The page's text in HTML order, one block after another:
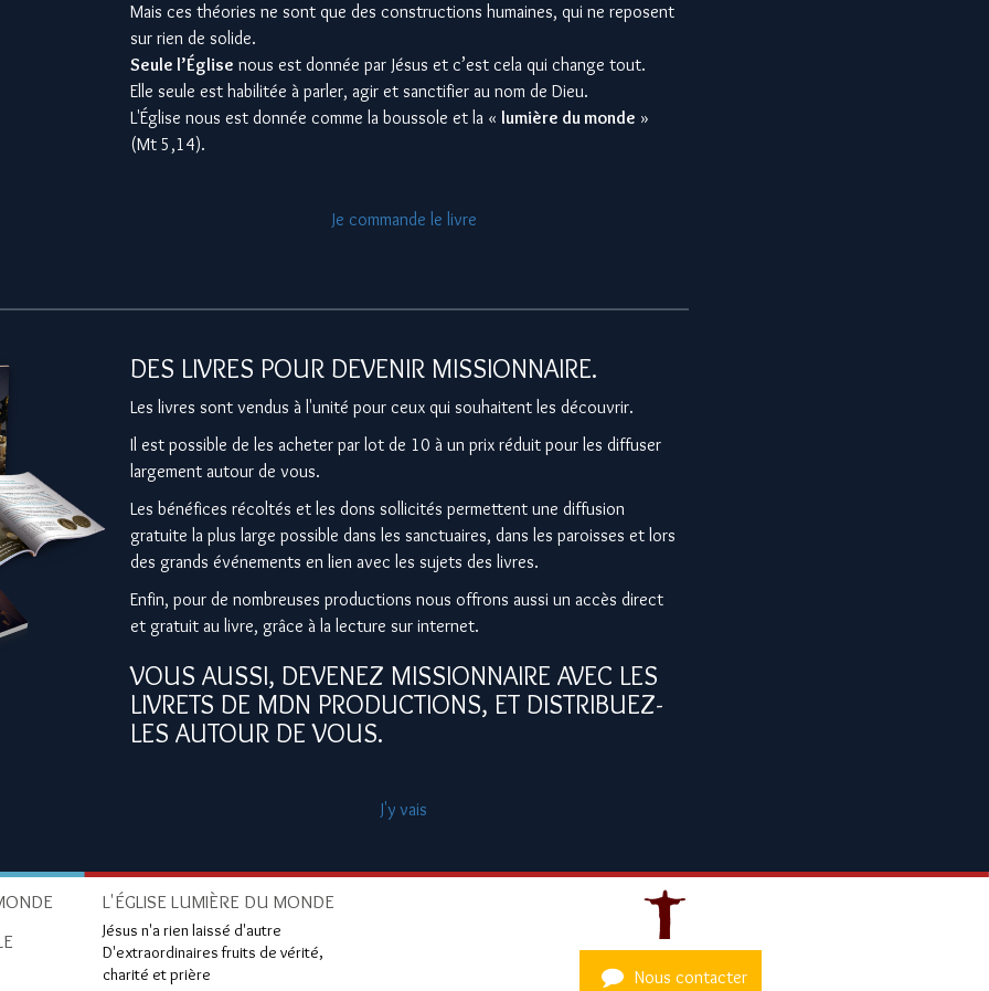
Mais ces théories ne sont que des constructions humaines, qui ne reposent
sur rien de solide.
Seule l’Église nous est donnée par Jésus et c’est cela qui change tout.
Elle seule est habilitée à parler, agir et sanctifier au nom de Dieu.
L'Église nous est donnée comme la boussole et la « lumière du monde »
(Mt 5,14).
Je commande le livre
DES LIVRES POUR DEVENIR MISSIONNAIRE.
Les livres sont vendus à l'unité pour ceux qui souhaitent les découvrir.
Il est possible de les acheter par lot de 10 à un prix réduit pour les diffuser
largement autour de vous.
Les bénéfices récoltés et les dons sollicités permettent une diffusion
gratuite la plus large possible dans les sanctuaires, dans les paroisses et lors
des grands événements en lien avec les sujets des livres.
Enfin, pour de nombreuses productions nous offrons aussi un accès direct
et gratuit au livre, grâce à la lecture sur internet.
VOUS AUSSI, DEVENEZ MISSIONNAIRE AVEC LES
LIVRETS DE MDN PRODUCTIONS, ET DISTRIBUEZ-
LES AUTOUR DE VOUS.
J'y vais
L'ÉGLISE LUMIÈRE DU MONDE
Jésus n'a rien laissé d'autre
D'extraordinaires fruits de vérité,
charité et prière
Nous contacter